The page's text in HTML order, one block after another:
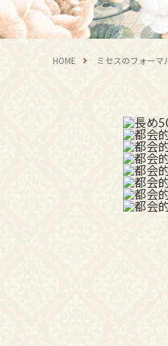
中学生・高
ドレス（140
還暦お祝い
HOME ミセスのフォー